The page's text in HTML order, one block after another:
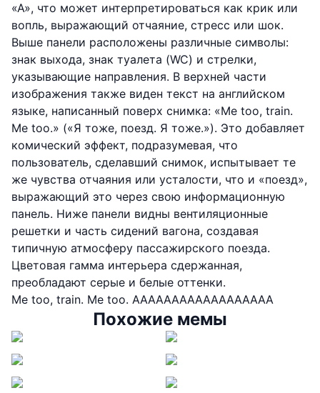
«А», что может интерпретироваться как крик или
вопль, выражающий отчаяние, стресс или шок.
Выше панели расположены различные символы:
знак выхода, знак туалета (WC) и стрелки,
указывающие направления. В верхней части
изображения также виден текст на английском
языке, написанный поверх снимка: «Me too, train.
Me too.» («Я тоже, поезд. Я тоже.»). Это добавляет
комический эффект, подразумевая, что
пользователь, сделавший снимок, испытывает те
же чувства отчаяния или усталости, что и «поезд»,
выражающий это через свою информационную
панель. Ниже панели видны вентиляционные
решетки и часть сидений вагона, создавая
типичную атмосферу пассажирского поезда.
Цветовая гамма интерьера сдержанная,
преобладают серые и белые оттенки.
Me too, train. Me too. AAAAAAAAAAAAAAAAAA
Похожие мемы